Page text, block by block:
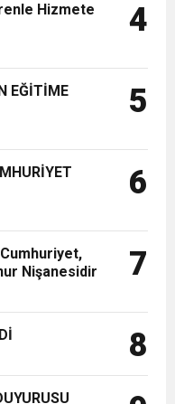
Hizmete
4
EĞİTİME
5
6
Nişanesidir
7
8